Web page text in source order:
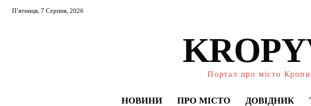
П’ятниця, 7 Серпня, 2026
Портал про місто
НОВИНИ ПРО МІСТО ДОВІДНИК